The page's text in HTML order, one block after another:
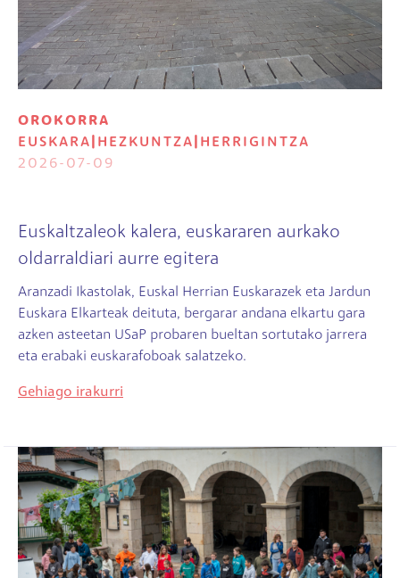
OROKORRA
EUSKARA
HEZKUNTZA
HERRIGINTZA
2026-07-09
Euskaltzaleok kalera, euskararen aurkako
oldarraldiari aurre egitera
Aranzadi Ikastolak, Euskal Herrian Euskarazek eta Jardun
Euskara Elkarteak deituta, bergarar andana elkartu gara
azken asteetan USaP probaren bueltan sortutako jarrera
eta erabaki euskarafoboak salatzeko.
Gehiago irakurri
Irudia